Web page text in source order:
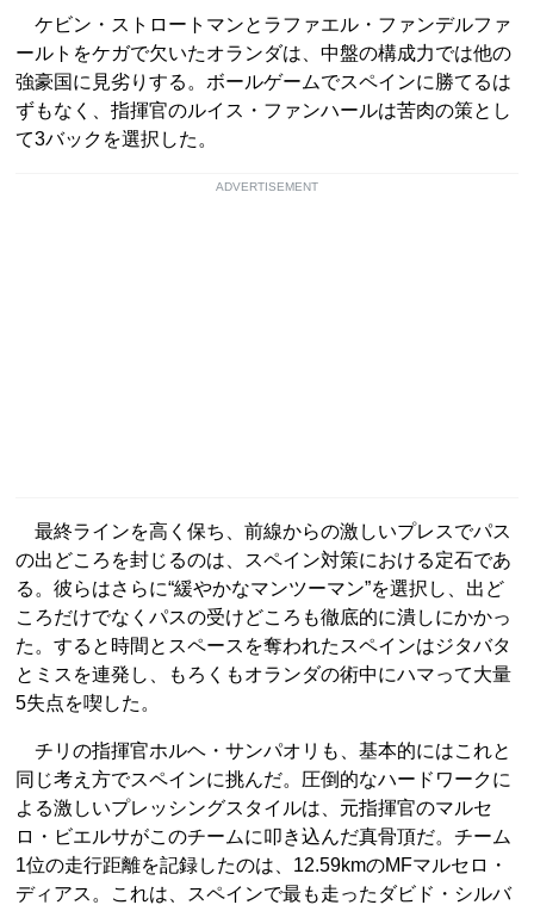
ケビン・ストロートマンとラファエル・ファンデルファ
ールトをケガで欠いたオランダは、中盤の構成力では他の
強豪国に見劣りする。ボールゲームでスペインに勝てるは
ずもなく、指揮官のルイス・ファンハールは苦肉の策とし
て3バックを選択した。
ADVERTISEMENT
最終ラインを高く保ち、前線からの激しいプレスでパス
の出どころを封じるのは、スペイン対策における定石であ
る。彼らはさらに“緩やかなマンツーマン”を選択し、出ど
ころだけでなくパスの受けどころも徹底的に潰しにかかっ
た。すると時間とスペースを奪われたスペインはジタバタ
とミスを連発し、もろくもオランダの術中にハマって大量
5失点を喫した。
チリの指揮官ホルヘ・サンパオリも、基本的にはこれと
同じ考え方でスペインに挑んだ。圧倒的なハードワークに
よる激しいプレッシングスタイルは、元指揮官のマルセ
ロ・ビエルサがこのチームに叩き込んだ真骨頂だ。チーム
1位の走行距離を記録したのは、12.59kmのMFマルセロ・
ディアス。これは、スペインで最も走ったダビド・シルバ